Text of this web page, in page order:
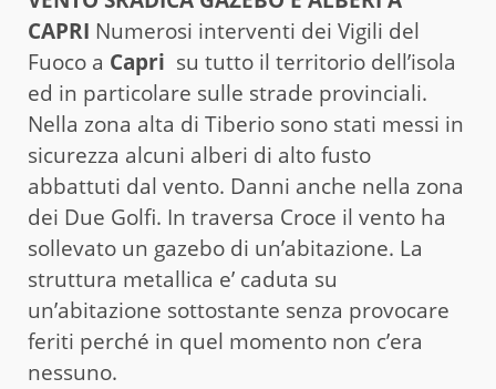
CAPRI Numerosi interventi dei Vigili del
Fuoco a Capri su tutto il territorio dell’isola
ed in particolare sulle strade provinciali.
Nella zona alta di Tiberio sono stati messi in
sicurezza alcuni alberi di alto fusto
abbattuti dal vento. Danni anche nella zona
dei Due Golfi. In traversa Croce il vento ha
sollevato un gazebo di un’abitazione. La
struttura metallica e’ caduta su
un’abitazione sottostante senza provocare
feriti perché in quel momento non c’era
nessuno.